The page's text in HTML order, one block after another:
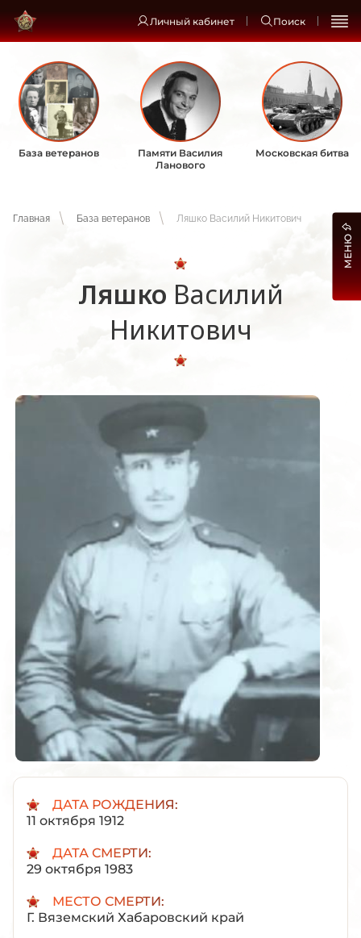
Личный кабинет Поиск
База ветеранов
Памяти Василия
Ланового
Московская битва
Главная База ветеранов Ляшко Василий Никитович
Ляшко Василий
Никитович
ДАТА РОЖДЕНИЯ:
11 октября 1912
ДАТА СМЕРТИ:
29 октября 1983
МЕСТО СМЕРТИ:
Г. Вяземский Хабаровский край
МЕНЮ